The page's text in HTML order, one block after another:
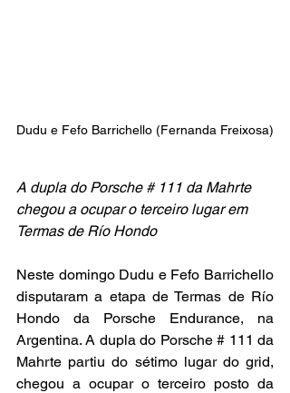
Dudu e Fefo Barrichello (Fernanda Freixosa)
A dupla do Porsche # 111 da Mahrte
chegou a ocupar o terceiro lugar em
Termas de Río Hondo
Neste domingo Dudu e Fefo Barrichello
disputaram a etapa de Termas de Río
Hondo da Porsche Endurance, na
Argentina. A dupla do Porsche # 111 da
Mahrte partiu do sétimo lugar do grid,
chegou a ocupar o terceiro posto da